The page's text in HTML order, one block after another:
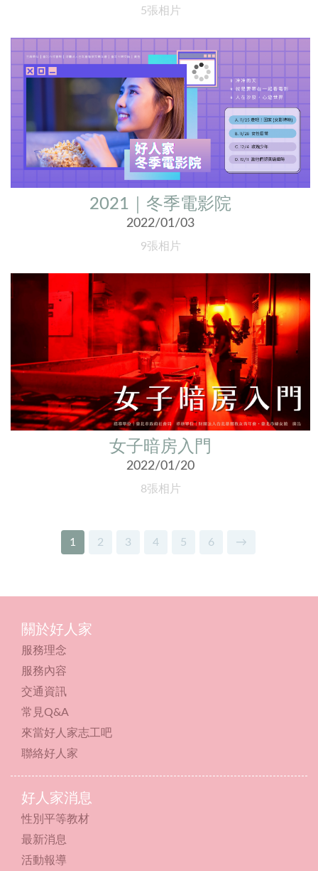
5張相片
2021｜冬季電影院
2022/01/03
9張相片
女子暗房入門
2022/01/20
8張相片
1 2 3 4 5 6 →
關於好人家
服務理念
服務內容
交通資訊
常見Q&A
來當好人家志工吧
聯絡好人家
好人家消息
性別平等教材
最新消息
活動報導